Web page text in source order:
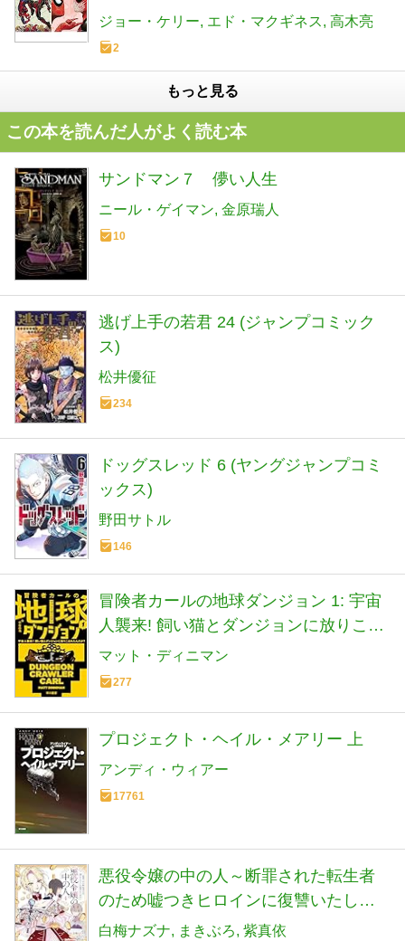
ジョー・ケリー エド・マクギネス 高木亮
2
もっと見る
この本を読んだ人がよく読む本
サンドマン７ 儚い人生
ニール・ゲイマン 金原瑞人
10
逃げ上手の若君 24 (ジャンプコミック
ス)
松井優征
234
ドッグスレッド 6 (ヤングジャンプコミ
ックス)
野田サトル
146
冒険者カールの地球ダンジョン 1: 宇宙
人襲来! 飼い猫とダンジョンに放りこま
れたんだが? (ハヤカワ文庫SF)
マット・ディニマン
277
プロジェクト・ヘイル・メアリー 上
アンディ・ウィアー
17761
悪役令嬢の中の人～断罪された転生者
のため嘘つきヒロインに復讐いたしま
す～(4) (comic LAKE)
白梅ナズナ まきぶろ 紫真依